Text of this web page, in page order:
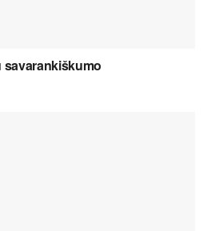
savarankiškumo